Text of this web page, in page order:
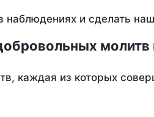
наблюдениях и сделать
молитв
каждая из которых